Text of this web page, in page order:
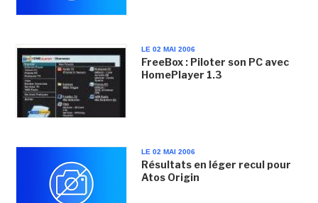
LE 02 MAI 2006
FreeBox : Piloter son PC avec
HomePlayer 1.3
LE 02 MAI 2006
Résultats en léger recul pour
Atos Origin